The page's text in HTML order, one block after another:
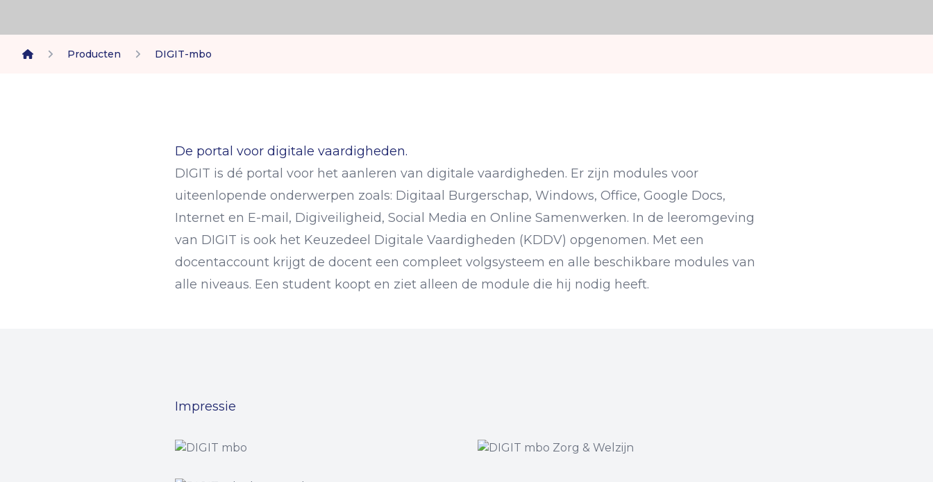
Producten DIGIT-mbo
De portal voor digitale vaardigheden.
DIGIT is dé portal voor het aanleren van digitale vaardigheden. Er zijn modules voor
uiteenlopende onderwerpen zoals: Digitaal Burgerschap, Windows, Office, Google Docs,
Internet en E-mail, Digiveiligheid, Social Media en Online Samenwerken. In de leeromgeving
van DIGIT is ook het Keuzedeel Digitale Vaardigheden (KDDV) opgenomen. Met een
docentaccount krijgt de docent een compleet volgsysteem en alle beschikbare modules van
alle niveaus. Een student koopt en ziet alleen de module die hij nodig heeft.
Impressie